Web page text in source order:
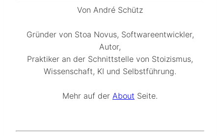
Von André Schütz
Gründer von Stoa Novus, Softwareentwickler,
Autor,
Praktiker an der Schnittstelle von Stoizismus,
Wissenschaft, KI und Selbstführung.
Mehr auf der About Seite.